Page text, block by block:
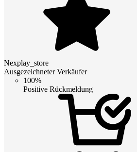
Nexplay_store
Ausgezeichneter Verkäufer
100%
Positive Rückmeldung